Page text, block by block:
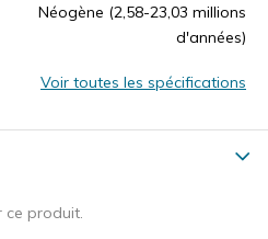
Néogène (2,58-23,03 millions
d'années)
Voir toutes les spécifications
ce produit.